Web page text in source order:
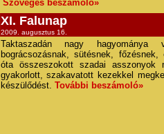
Szöveges beszámoló»
XI. Falunap
2009. augusztus 16.
Taktaszadán nagy
bográcsozásnak, sütésnek,
óta összeszokott szadai asszonyok
gyakorlott, szakavatott kezekkel
készülődést. További beszámoló»